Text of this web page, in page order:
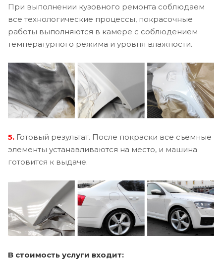
При выполнении кузовного ремонта соблюдаем
все технологические процессы, покрасочные
работы выполняются в камере с соблюдением
температурного режима и уровня влажности.
5. Готовый результат. После покраски все съемные
элементы устанавливаются на место, и машина
готовится к выдаче.
В стоимость услуги входит: